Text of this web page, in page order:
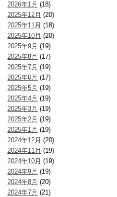
2026年1月 (18)
2025年12月 (20)
2025年11月 (18)
2025年10月 (20)
2025年9月 (19)
2025年8月 (17)
2025年7月 (19)
2025年6月 (17)
2025年5月 (19)
2025年4月 (19)
2025年3月 (19)
2025年2月 (19)
2025年1月 (19)
2024年12月 (20)
2024年11月 (19)
2024年10月 (19)
2024年9月 (19)
2024年8月 (20)
2024年7月 (21)